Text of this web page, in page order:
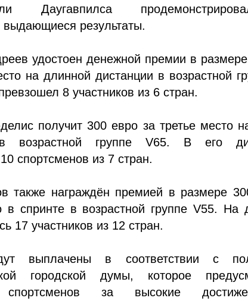
Даугавпилса
выдающиеся результаты.
удостоен денежной премии в
на длинной дистанции в возрастной
8 участников из 6 стран.
получит 300 евро за третье место
возрастной группе V65. В его
спортсменов из 7 стран.
также награждён премией в размере
в спринте в возрастной группе V55. На
17 участников из 12 стран.
выплачены в соответствии с
городской думы, которое
спортсменов за высокие